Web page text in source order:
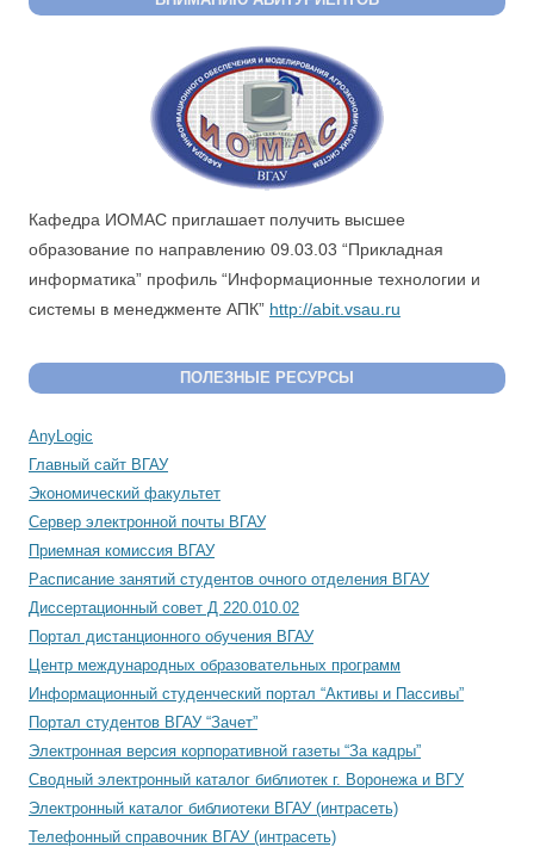
Кафедра ИОМАС приглашает получить высшее
образование по направлению 09.03.03 “Прикладная
информатика” профиль “Информационные технологии и
системы в менеджменте АПК” http://abit.vsau.ru
ПОЛЕЗНЫЕ РЕСУРСЫ
AnyLogic
Главный сайт ВГАУ
Экономический факультет
Сервер электронной почты ВГАУ
Приемная комиссия ВГАУ
Расписание занятий студентов очного отделения ВГАУ
Диссертационный совет Д 220.010.02
Портал дистанционного обучения ВГАУ
Центр международных образовательных программ
Информационный студенческий портал “Активы и Пассивы”
Портал студентов ВГАУ “Зачет”
Электронная версия корпоративной газеты “За кадры”
Сводный электронный каталог библиотек г. Воронежа и ВГУ
Электронный каталог библиотеки ВГАУ (интрасеть)
Телефонный справочник ВГАУ (интрасеть)